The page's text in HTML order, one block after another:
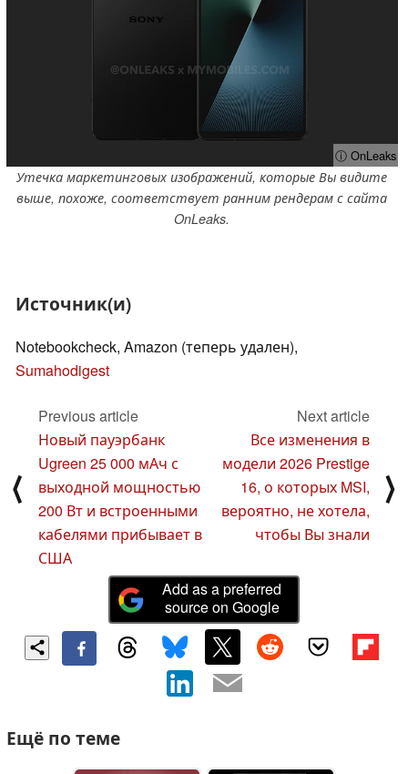
ⓘ OnLeaks
Утечка маркетинговых изображений, которые Вы видите
выше, похоже, соответствует ранним рендерам с сайта
OnLeaks.
Источник(и)
Notebookcheck, Amazon (теперь удален),
Sumahodigest
⟨
Previous article
Новый пауэрбанк
Ugreen 25 000 мАч с
выходной мощностью
200 Вт и встроенными
кабелями прибывает в
США
Next article
Все изменения в
модели 2026 Prestige
16, о которых MSI,
вероятно, не хотела,
чтобы Вы знали
⟩
Add as a preferred
source on Google
Ещё по теме